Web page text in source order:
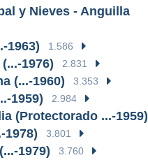
y Nieves - Anguilla
1963) 1.586
1976) 2.831
(...-1960) 3.353
1959) 2.984
(Protectorado ...-1959)
1978) 3.801
1979) 3.760